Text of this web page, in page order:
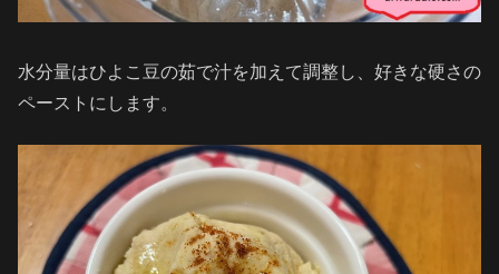
水分量はひよこ豆の茹で汁を加えて調整し、好きな硬さの
ペーストにします。